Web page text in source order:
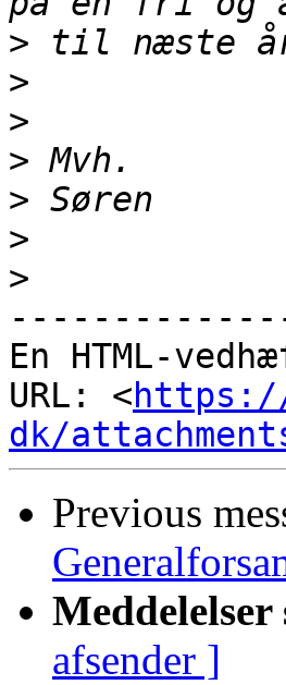
>
>
>
>
>
>
>
En HTML-
URL: <
dk/
Previous
afsender ]